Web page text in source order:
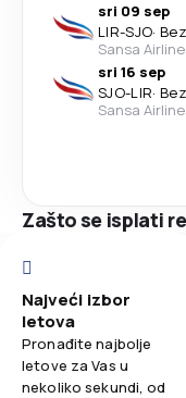
sri 09 sep
LIR-SJO·
Sansa
sri 16 sep
SJO-LIR·
Sansa
Zašto se isplati
Najveći izbor
letova
Pronađite najbolje
letove za Vas u
nekoliko sekundi, od